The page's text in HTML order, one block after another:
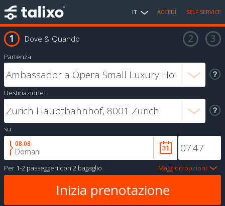
IT ACCEDI SELF SERVICE
Dove & Quando
Partenza:
Destinazione:
su:
08.08
Domani
Per 1-2 passeggeri con 2 bagaglio Maggiori opzioni